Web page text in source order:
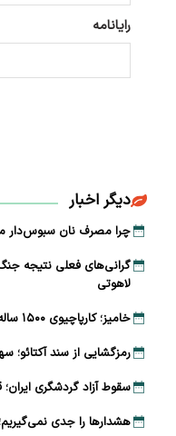
رایانامه
دیگر اخبار
چرا مصرف نان سبوس‌دار
گرانی‌های فعلی نتیجه
لاهوتی
خامیز؛ کارپاچیوی ۱۵۰۰ ساله ساسانی که شما را غافلگیر می‌کند!
رمزگشایی از سند آکتائو؛
سقوط آزاد گردشگری
هشدارها را جدی